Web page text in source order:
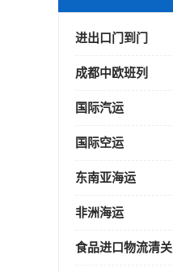
进出口门到门
成都中欧班列
国际汽运
国际空运
东南亚海运
非洲海运
食品进口物流清关